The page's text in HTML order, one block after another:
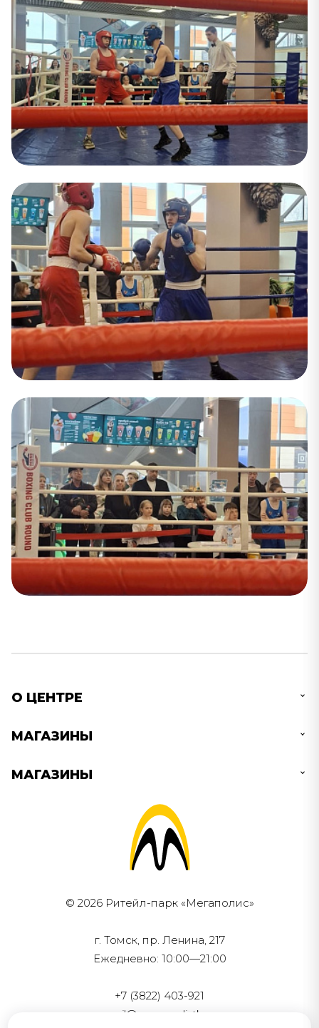
О ЦЕНТРЕ
МАГАЗИНЫ
МАГАЗИНЫ
© 2026 Ритейл-парк «Мегаполис»
г. Томск, пр. Ленина, 217
Ежедневно: 10:00—21:00
+7 (3822) 403-921
mail@megapolistk.ru